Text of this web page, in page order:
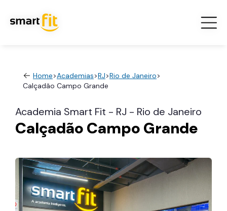
Home>Academias>RJ>Rio de Janeiro>
Calçadão Campo Grande
Academia Smart Fit - RJ - Rio de Janeiro
Calçadão Campo Grande